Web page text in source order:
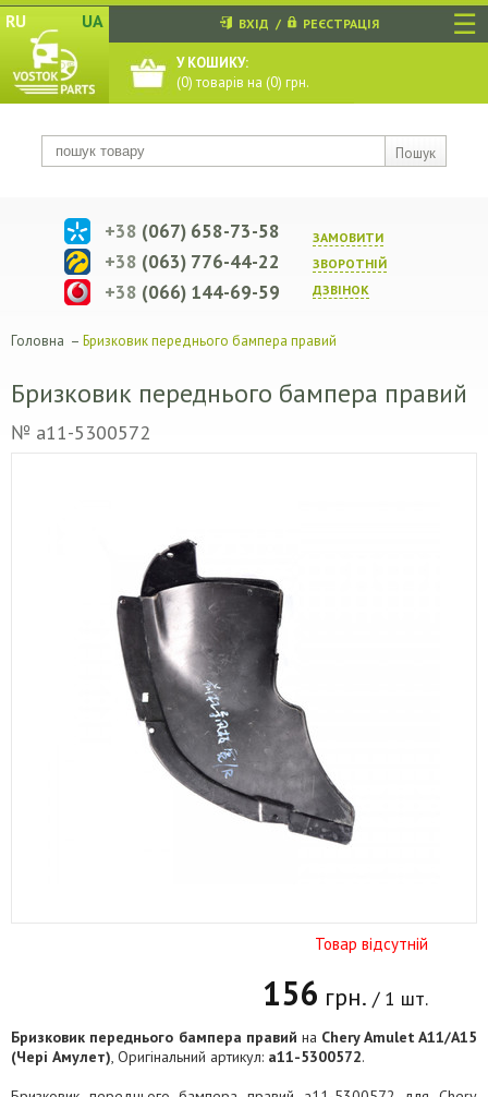
☰
RU UA
Пошук
ВХІД / РЕЄСТРАЦІЯ
У КОШИКУ:
(0) товарів на (0) грн.
ЗАМОВИТИ
ЗВОРОТНIЙ
ДЗВIНОК
+38 (067) 658-73-58
+38 (063) 776-44-22
+38 (066) 144-69-59
Головна – Бризковик переднього бампера правий
Бризковик переднього бампера правий
№ a11-5300572
Товар відсутній
156 грн. / 1 шт.
Бризковик переднього бампера правий на Chery Amulet A11/A15
(Чері Амулет), Оригінальний артикул: a11-5300572.